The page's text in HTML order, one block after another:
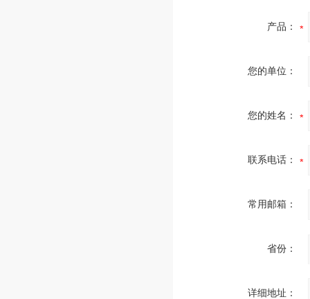
产品：
您的单位：
您的姓名：
联系电话：
常用邮箱：
省份：
详细地址：